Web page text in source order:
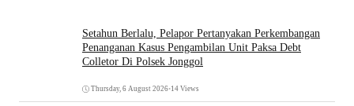
Setahun Berlalu, Pelapor Pertanyakan Perkembangan
Penanganan Kasus Pengambilan Unit Paksa Debt
Colletor Di Polsek Jonggol
Thursday, 6 August 2026•14 Views